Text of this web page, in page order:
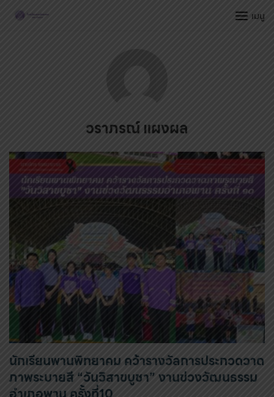
Skip
เมนู
วราภรณ์ แผงผล
นักเรียนพานพิทยาคม คว้ารางวัลการประกวดวาด
ภาพระบายสี “วันวิสาขบูชา” งานข่วงวัฒนธรรม